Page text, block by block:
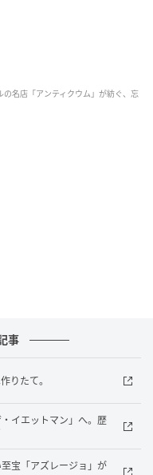
名店「アンティクウム」が紡ぐ、忘
事
りたて。
イエットマン」へ。歴
宝「アズレージョ」が